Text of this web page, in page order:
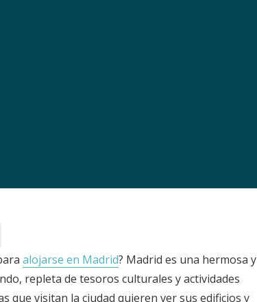
alojarse en Madrid? Madrid es una hermosa y
repleta de tesoros culturales y actividades
que visitan la ciudad quieren ver sus edificios y